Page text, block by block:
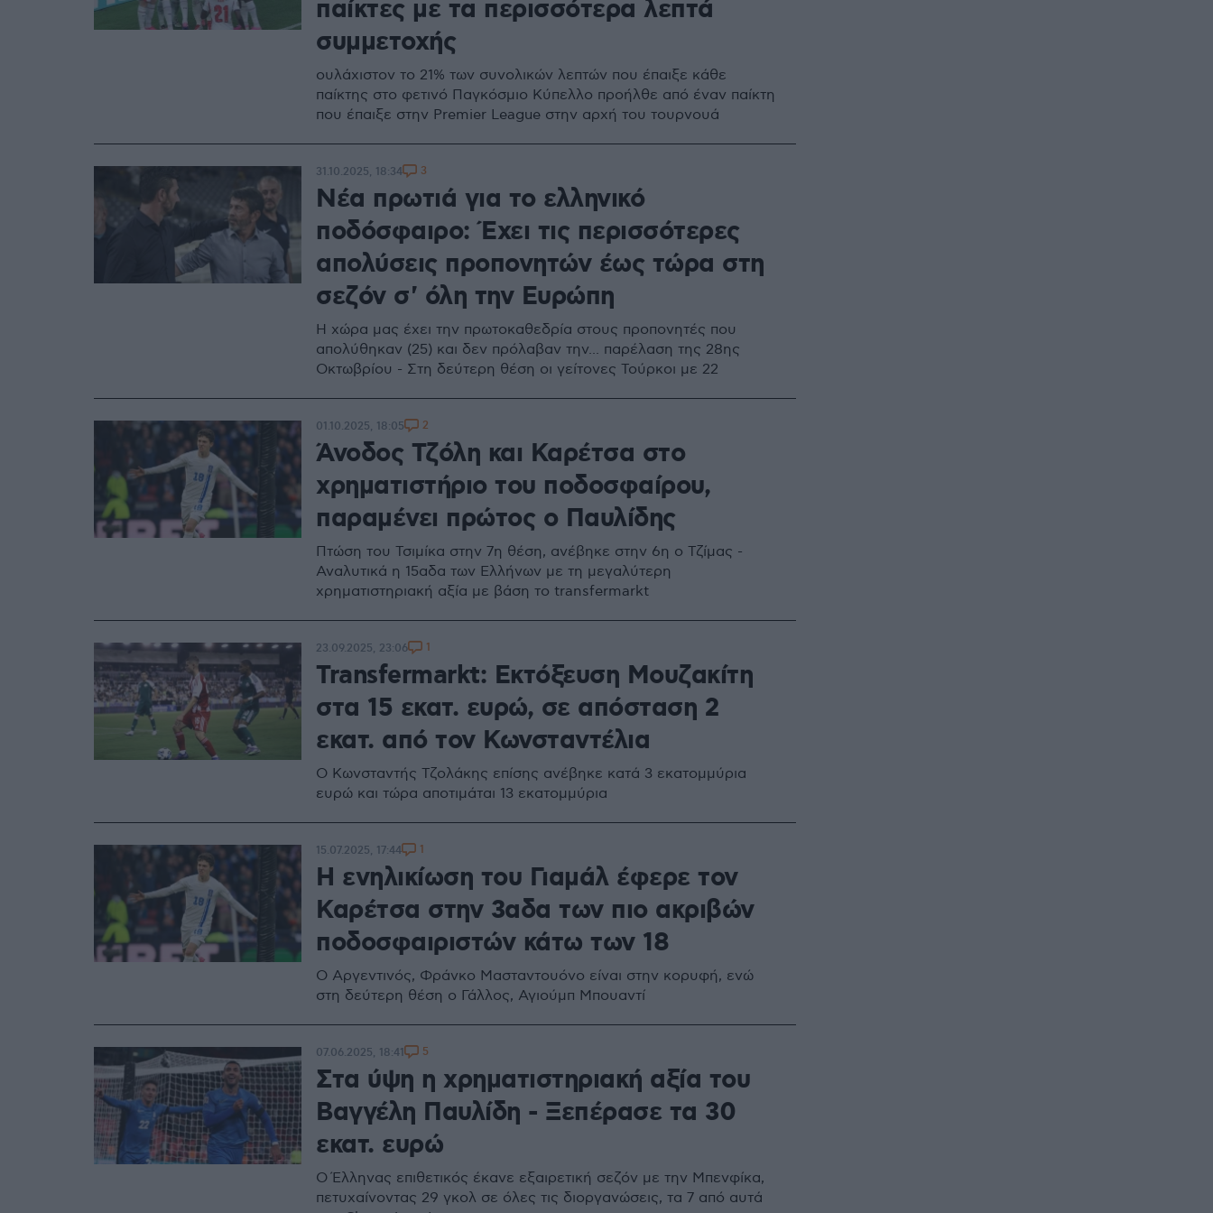
παίκτες με τα περισσότερα λεπτά
συμμετοχής
ουλάχιστον το 21% των συνολικών λεπτών που έπαιξε κάθε
παίκτης στο φετινό Παγκόσμιο Κύπελλο προήλθε από έναν παίκτη
που έπαιξε στην Premier League στην αρχή του τουρνουά
Νέα πρωτιά για το ελληνικό
ποδόσφαιρο: Έχει τις περισσότερες
απολύσεις προπονητών έως τώρα στη
σεζόν σ' όλη την Ευρώπη
Η χώρα μας έχει την πρωτοκαθεδρία στους προπονητές που
απολύθηκαν (25) και δεν πρόλαβαν την... παρέλαση της 28ης
Οκτωβρίου - Στη δεύτερη θέση οι γείτονες Τούρκοι με 22
31.10.2025, 18:34 3
Άνοδος Τζόλη και Καρέτσα στο
χρηματιστήριο του ποδοσφαίρου,
παραμένει πρώτος ο Παυλίδης
Πτώση του Τσιμίκα στην 7η θέση, ανέβηκε στην 6η ο Τζίμας -
Αναλυτικά η 15αδα των Ελλήνων με τη μεγαλύτερη
χρηματιστηριακή αξία με βάση το transfermarkt
01.10.2025, 18:05 2
Transfermarkt: Εκτόξευση Μουζακίτη
στα 15 εκατ. ευρώ, σε απόσταση 2
εκατ. από τον Κωνσταντέλια
Ο Κωνσταντής Τζολάκης επίσης ανέβηκε κατά 3 εκατομμύρια
ευρώ και τώρα αποτιμάται 13 εκατομμύρια
23.09.2025, 23:06 1
Η ενηλικίωση του Γιαμάλ έφερε τον
Καρέτσα στην 3αδα των πιο ακριβών
ποδοσφαιριστών κάτω των 18
Ο Αργεντινός, Φράνκο Μασταντουόνο είναι στην κορυφή, ενώ
στη δεύτερη θέση ο Γάλλος, Αγιούμπ Μπουαντί
15.07.2025, 17:44 1
Στα ύψη η χρηματιστηριακή αξία του
Βαγγέλη Παυλίδη - Ξεπέρασε τα 30
εκατ. ευρώ
Ο Έλληνας επιθετικός έκανε εξαιρετική σεζόν με την Μπενφίκα,
πετυχαίνοντας 29 γκολ σε όλες τις διοργανώσεις, τα 7 από αυτά
07.06.2025, 18:41 5